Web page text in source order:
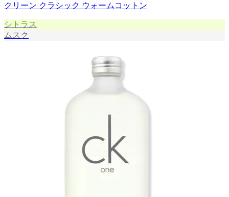
クリーン クラシック ウォームコットン
シトラス
ムスク